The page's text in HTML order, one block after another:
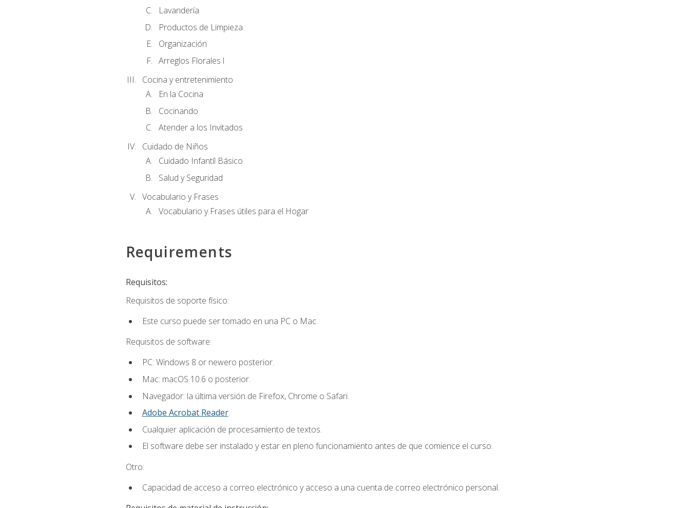
Lavandería
Productos de Limpieza
Organización
Arreglos Florales l
Cocina y entretenimiento
En la Cocina
Cocinando
Atender a los Invitados
Cuidado de Niños
Cuidado Infantíl Básico
Salud y Seguridad
Vocabulario y Frases
Vocabulario y Frases útiles para el Hogar
Requirements
Requisitos:
Requisitos de soporte físico:
Este curso puede ser tomado en una PC o Mac.
Requisitos de software:
PC: Windows 8 or newero posterior.
Mac: macOS 10.6 o posterior.
Navegador: la última versión de Firefox, Chrome o Safari.
Adobe Acrobat Reader.
Cualquier aplicación de procesamiento de textos.
El software debe ser instalado y estar en pleno funcionamiento antes de que comience el curso.
Otro:
Capacidad de acceso a correo electrónico y acceso a una cuenta de correo electrónico personal.